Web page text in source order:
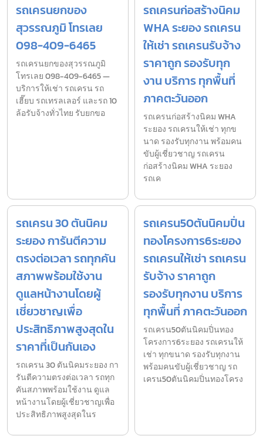
รถเครนยกของ
สุวรรณภูมิ โทรเลย
098-409-6465
รถเครนยกของสุวรรณภูมิ
โทรเลย 098-409-6465 —
บริการให้เช่า รถเครน รถ
เฮี๊ยบ รถเทรลเลอร์ และรถ 10
ล้อรับจ้างทั่วไทย รับยกขอ
รถเครนก่อสร้างนิคม
WHA ระยอง รถเครน
ให้เช่า รถเครนรับจ้าง
ราคาถูก รองรับทุก
งาน บริการ ทุกพื้นที่
ภาคตะวันออก
รถเครนก่อสร้างนิคม WHA
ระยอง รถเครนให้เช่า ทุกข
นาด รองรับทุกงาน พร้อมคน
ขับผู้เชี่ยวชาญ รถเครน
ก่อสร้างนิคม WHA ระยอง
รถเค
รถเครน 30 ตันนิคม
ระยอง การันตีความ
ตรงต่อเวลา รถทุกคัน
สภาพพร้อมใช้งาน
ดูแลหน้างานโดยผู้
เชี่ยวชาญเพื่อ
ประสิทธิภาพสูงสุดใน
ราคาที่เป็นกันเอง
รถเครน 30 ตันนิคมระยอง กา
รันตีความตรงต่อเวลา รถทุก
คันสภาพพร้อมใช้งาน ดูแล
หน้างานโดยผู้เชี่ยวชาญเพื่อ
ประสิทธิภาพสูงสุดในร
รถเครน50ตันนิคมปิ่น
ทองโครงการ6ระยอง
รถเครนให้เช่า รถเครน
รับจ้าง ราคาถูก
รองรับทุกงาน บริการ
ทุกพื้นที่ ภาคตะวันออก
รถเครน50ตันนิคมปิ่นทอง
โครงการ6ระยอง รถเครนให้
เช่า ทุกขนาด รองรับทุกงาน
พร้อมคนขับผู้เชี่ยวชาญ รถ
เครน50ตันนิคมปิ่นทองโครง